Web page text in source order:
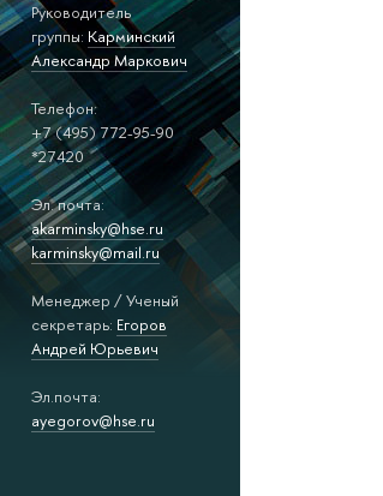
Руководитель
группы: Карминский
Александр Маркович
Телeфон:
+7 (495) 772-95-90
*27420
Эл. почта:
akarminsky@hse.ru
karminsky@mail.ru
Менеджер / Ученый
секретарь: Егоров
Андрей Юрьевич
Эл.почта:
ayegorov@hse.ru